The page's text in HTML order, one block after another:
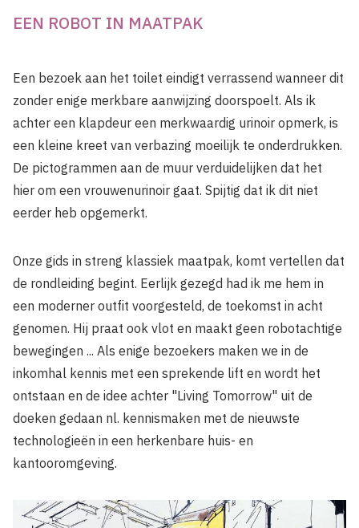
EEN ROBOT IN MAATPAK
Een bezoek aan het toilet eindigt verrassend wanneer dit
zonder enige merkbare aanwijzing doorspoelt. Als ik
achter een klapdeur een merkwaardig urinoir opmerk, is
een kleine kreet van verbazing moeilijk te onderdrukken.
De pictogrammen aan de muur verduidelijken dat het
hier om een vrouwenurinoir gaat. Spijtig dat ik dit niet
eerder heb opgemerkt.
Onze gids in streng klassiek maatpak, komt vertellen dat
de rondleiding begint. Eerlijk gezegd had ik me hem in
een moderner outfit voorgesteld, de toekomst in acht
genomen. Hij praat ook vlot en maakt geen robotachtige
bewegingen ... Als enige bezoekers maken we in de
inkomhal kennis met een sprekende lift en wordt het
ontstaan en de idee achter "Living Tomorrow" uit de
doeken gedaan nl. kennismaken met de nieuwste
technologieën in een herkenbare huis- en
kantooromgeving.